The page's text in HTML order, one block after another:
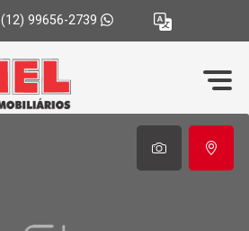
(12) 99656-2739